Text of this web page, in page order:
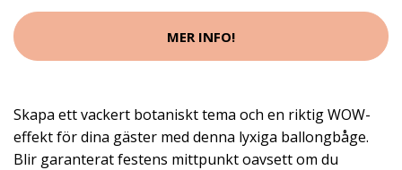
MER INFO!
Skapa ett vackert botaniskt tema och en riktig WOW-
effekt för dina gäster med denna lyxiga ballongbåge.
Blir garanterat festens mittpunkt oavsett om du